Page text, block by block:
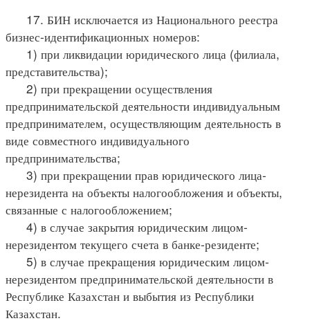
17. БИН исключается из Национального реестра
бизнес-идентификационных номеров:
1) при ликвидации юридического лица (филиала,
представительства);
2) при прекращении осуществления
предпринимательской деятельности индивидуальным
предпринимателем, осуществляющим деятельность в
виде совместного индивидуального
предпринимательства;
3) при прекращении прав юридического лица-
нерезидента на объекты налогообложения и объекты,
связанные с налогообложением;
4) в случае закрытия юридическим лицом-
нерезидентом текущего счета в банке-резиденте;
5) в случае прекращения юридическим лицом-
нерезидентом предпринимательской деятельности в
Республике Казахстан и выбытия из Республики
Казахстан.